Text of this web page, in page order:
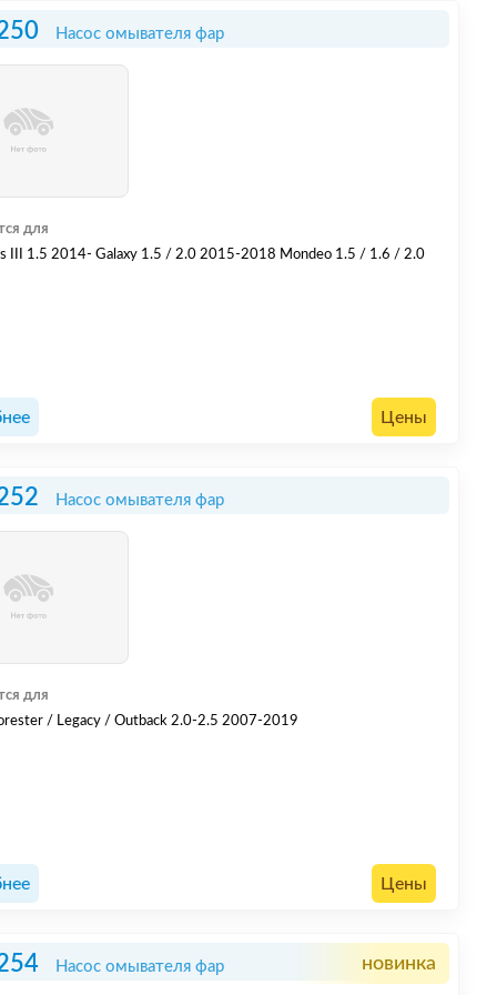
Насос омывателя фар
для
III 1.5 2014- Galaxy 1.5 / 2.0 2015-2018 Mondeo 1.5 / 1.6 / 2.0
Цены
Насос омывателя фар
для
/ Legacy / Outback 2.0-2.5 2007-2019
Цены
Насос омывателя фар новинка